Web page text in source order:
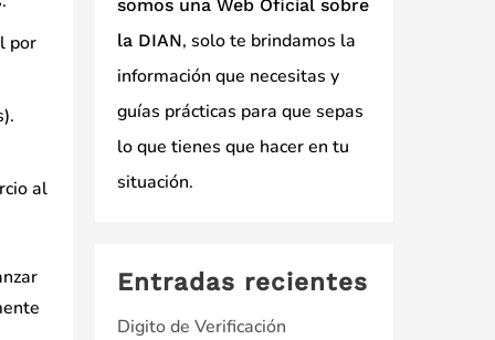
por
al
somos una Web Oficial sobre
la DIAN, solo te brindamos la
información que necesitas y
guías prácticas para que sepas
lo que tienes que hacer en tu
situación.
Entradas recientes
Digito de Verificación